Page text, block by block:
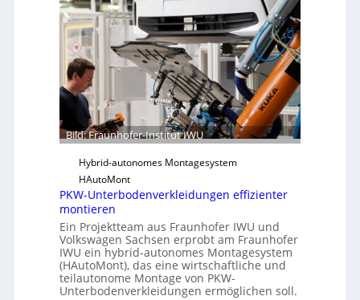
f
t
w
u
n
d
I
h
o
f
e
-
n
t
t
t
e
e
n
Bild: Fraunhofer-Institut IWU
Hybrid-autonomes Montagesystem
HAutoMont
PKW-Unterbodenverkleidungen effizienter
montieren
Ein Projektteam aus Fraunhofer IWU und
Volkswagen Sachsen erprobt am Fraunhofer
IWU ein hybrid-autonomes Montagesystem
(HAutoMont), das eine wirtschaftliche und
teilautonome Montage von PKW-
Unterbodenverkleidungen ermöglichen soll.